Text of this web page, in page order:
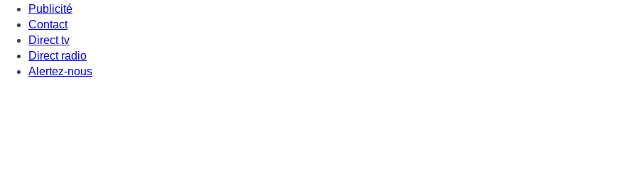
Publicité
Contact
Direct tv
Direct radio
Alertez-nous